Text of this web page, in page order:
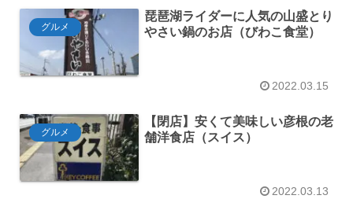
グルメ
琵琶湖ライダーに人気の山盛とり
やさい鍋のお店（びわこ食堂）
2022.03.15
グルメ
【閉店】安くて美味しい彦根の老
舗洋食店（スイス）
2022.03.13